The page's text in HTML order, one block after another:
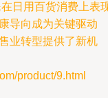
日用百货消费上表
导向成为关键驱动
业转型提供了新机
product/9.html